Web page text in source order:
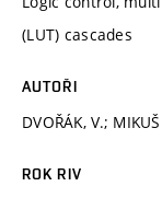
(LUT) cascades
AUTOŘI
DVOŘÁK, V.;
ROK RIV